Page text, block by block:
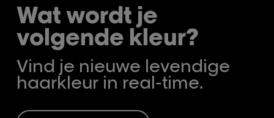
Wat wordt je
volgende kleur?
Vind je nieuwe levendige
haarkleur in real-time.